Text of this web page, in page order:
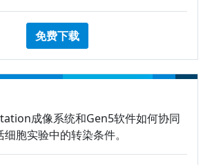
免费下载
成像系统和Gen5软件如何协同
胞实验中的转染条件。